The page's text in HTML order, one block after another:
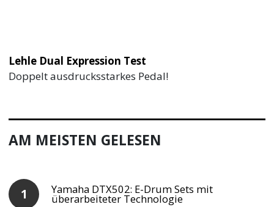
Lehle Dual Expression Test
Doppelt ausdrucksstarkes Pedal!
AM MEISTEN GELESEN
Yamaha DTX502: E-Drum Sets mit
überarbeiteter Technologie